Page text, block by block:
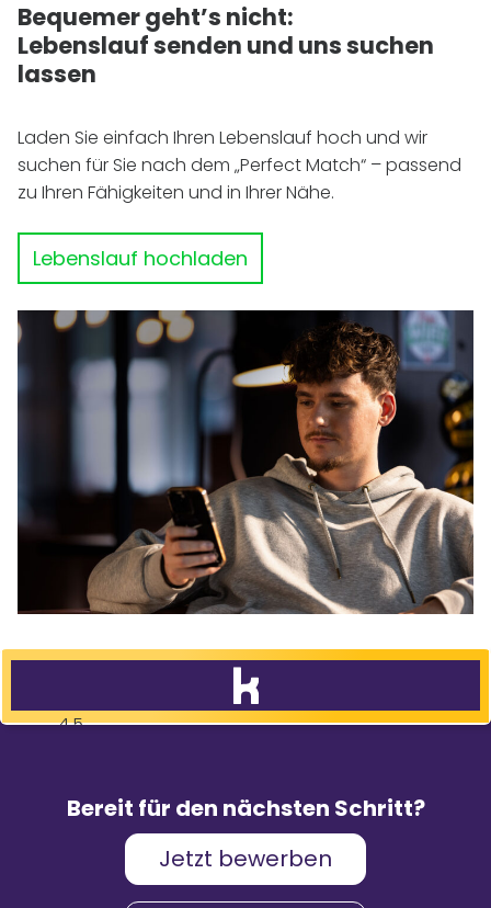
Bequemer geht’s nicht:
Lebenslauf senden und uns suchen
lassen
Laden Sie einfach Ihren Lebenslauf hoch und wir
suchen für Sie nach dem „Perfect Match“ – passend
zu Ihren Fähigkeiten und in Ihrer Nähe.
Lebenslauf hochladen
4,5
Bewertungen
Weiterempfehlungen
Karriere & Gehalt
4,2
Bereit für den nächsten Schritt?
Jetzt bewerben